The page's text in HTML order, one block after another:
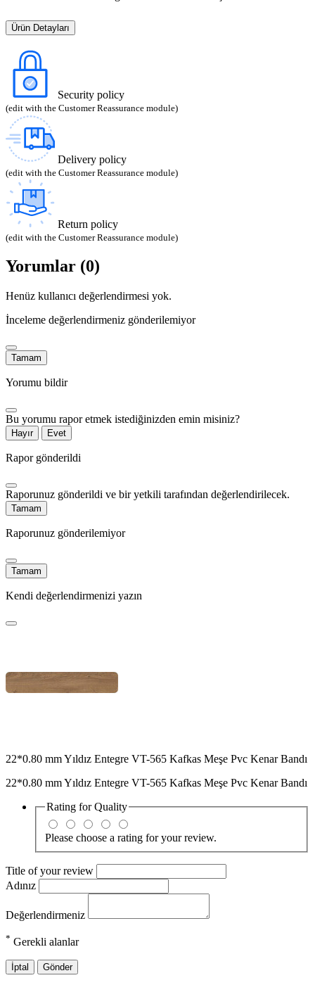
Ürün Detayları
Security policy
(edit with the Customer Reassurance module)
Delivery policy
(edit with the Customer Reassurance module)
Return policy
(edit with the Customer Reassurance module)
Yorumlar (0)
Henüz kullanıcı değerlendirmesi yok.
İnceleme değerlendirmeniz gönderilemiyor
Tamam
Yorumu bildir
Bu yorumu rapor etmek istediğinizden emin misiniz?
Hayır Evet
Rapor gönderildi
Raporunuz gönderildi ve bir yetkili tarafından değerlendirilecek.
Tamam
Raporunuz gönderilemiyor
Tamam
Kendi değerlendirmenizi yazın
22*0.80 mm Yıldız Entegre VT-565 Kafkas Meşe Pvc Kenar Bandı
22*0.80 mm Yıldız Entegre VT-565 Kafkas Meşe Pvc Kenar Bandı
Rating forQuality
Please choose a rating for your review.
Title of your review
Adınız
Değerlendirmeniz
* Gerekli alanlar
İptal Gönder